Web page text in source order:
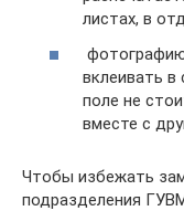
листах, в
вклеивать в
поле не
вместе с
Чтобы избежать
подразделения